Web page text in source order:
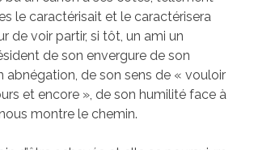
le caractérisait et le caractérisera
de voir partir, si tôt, un ami un
de son envergure de son
abnégation, de son sens de « vouloir
et encore », de son humilité face à
montre le chemin.